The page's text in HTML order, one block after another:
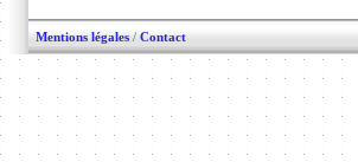
Mentions légales / Contact